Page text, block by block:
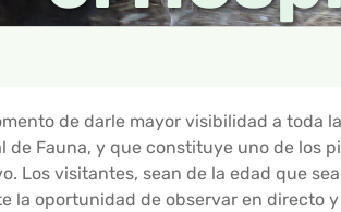
de darle mayor visibilidad a toda
de Fauna, y que constituye uno de los
Los visitantes, sean de la edad que
la oportunidad de observar en directo